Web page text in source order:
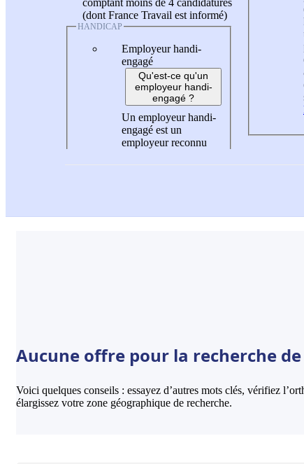
(dont France Travail est informé)
HANDICAP
Employeur handi-
engagé
Qu'est-ce qu'un
employeur handi-
engagé ?
Un employeur handi-
engagé est un
employeur reconnu
Aucune offre pour la recherche
Voici quelques conseils : essayez d’autres mots clés, vérifiez
élargissez votre zone géographique de recherche.